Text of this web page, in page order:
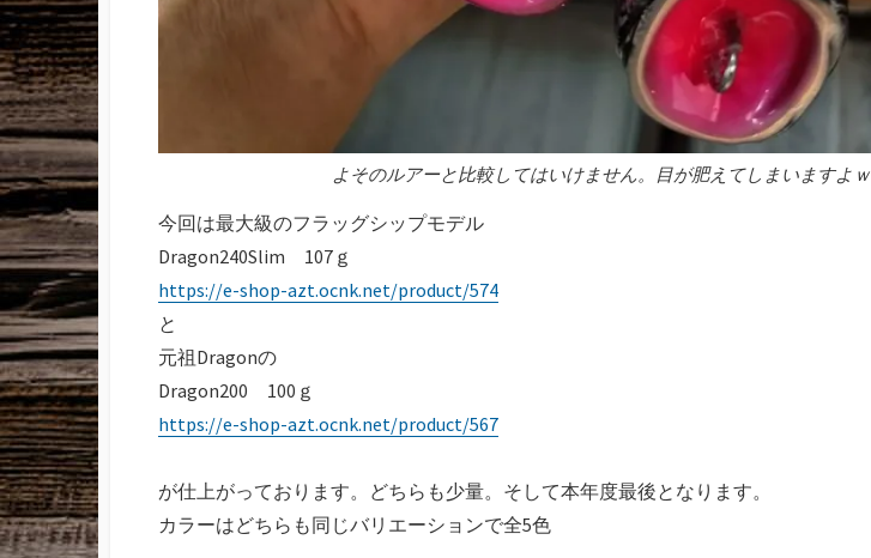
よそのルアーと比較してはいけません。目が肥えてしまいますよｗ
今回は最大級のフラッグシップモデル
Dragon240Slim 107ｇ
https://e-shop-azt.ocnk.net/product/574
と
元祖Dragonの
Dragon200 100ｇ
https://e-shop-azt.ocnk.net/product/567
が仕上がっております。どちらも少量。そして本年度最後となります。
カラーはどちらも同じバリエーションで全5色